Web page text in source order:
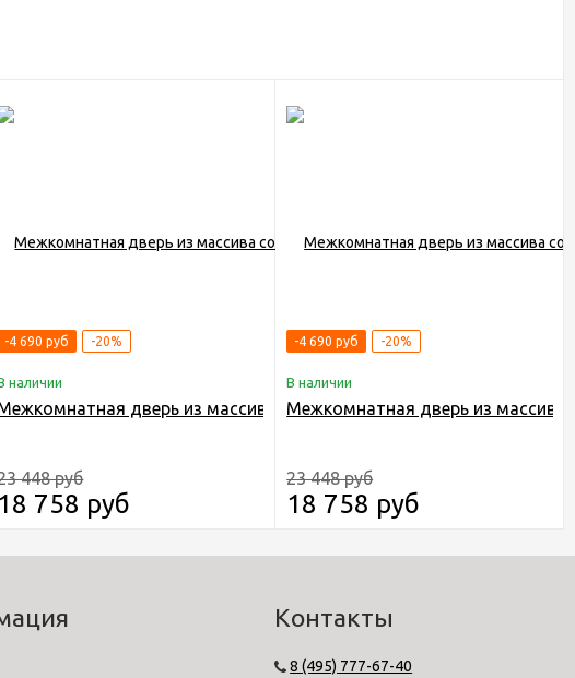
Граф "Run" 21 ДГ RAL 9010
-4 690 руб -20%
наличии
дверь из массива сосны Граф "Run" 21 ДГ RAL 9003
448 руб
18 758 руб
-4 690 руб -20%
В наличии
Межкомнатная дверь из массива
23 448 руб
18 758 руб
Контакты
8 (495) 777-67-40